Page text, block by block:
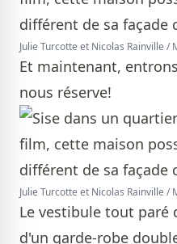
Julie Turcotte et Nicolas Rainville /
Et maintenant,
nous réserve!
Julie Turcotte et Nicolas Rainville /
Le vestibule tout paré
d'un garde-robe